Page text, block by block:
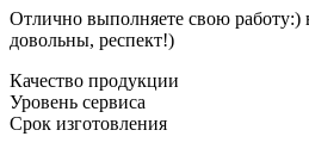
Отлично выполняете свою работу:)
довольны, респект!)
Качество продукции
Уровень сервиса
Срок изготовления